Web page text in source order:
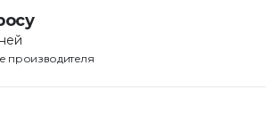
производителя